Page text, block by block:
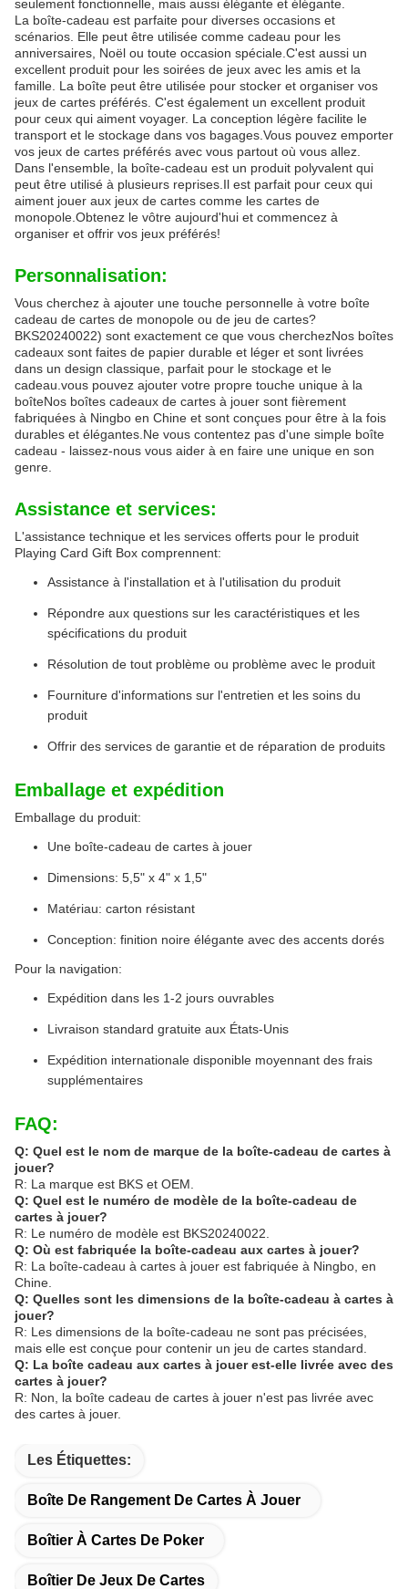
seulement fonctionnelle, mais aussi élégante et élégante.
La boîte-cadeau est parfaite pour diverses occasions et
scénarios. Elle peut être utilisée comme cadeau pour les
anniversaires, Noël ou toute occasion spéciale.C'est aussi un
excellent produit pour les soirées de jeux avec les amis et la
famille. La boîte peut être utilisée pour stocker et organiser vos
jeux de cartes préférés. C'est également un excellent produit
pour ceux qui aiment voyager. La conception légère facilite le
transport et le stockage dans vos bagages.Vous pouvez emporter
vos jeux de cartes préférés avec vous partout où vous allez.
Dans l'ensemble, la boîte-cadeau est un produit polyvalent qui
peut être utilisé à plusieurs reprises.Il est parfait pour ceux qui
aiment jouer aux jeux de cartes comme les cartes de
monopole.Obtenez le vôtre aujourd'hui et commencez à
organiser et offrir vos jeux préférés!
Personnalisation:
Vous cherchez à ajouter une touche personnelle à votre boîte
cadeau de cartes de monopole ou de jeu de cartes?
BKS20240022) sont exactement ce que vous cherchezNos boîtes
cadeaux sont faites de papier durable et léger et sont livrées
dans un design classique, parfait pour le stockage et le
cadeau.vous pouvez ajouter votre propre touche unique à la
boîteNos boîtes cadeaux de cartes à jouer sont fièrement
fabriquées à Ningbo en Chine et sont conçues pour être à la fois
durables et élégantes.Ne vous contentez pas d'une simple boîte
cadeau - laissez-nous vous aider à en faire une unique en son
genre.
Assistance et services:
L'assistance technique et les services offerts pour le produit
Playing Card Gift Box comprennent:
Assistance à l'installation et à l'utilisation du produit
Répondre aux questions sur les caractéristiques et les
spécifications du produit
Résolution de tout problème ou problème avec le produit
Fourniture d'informations sur l'entretien et les soins du
produit
Offrir des services de garantie et de réparation de produits
Emballage et expédition
Emballage du produit:
Une boîte-cadeau de cartes à jouer
Dimensions: 5,5" x 4" x 1,5"
Matériau: carton résistant
Conception: finition noire élégante avec des accents dorés
Pour la navigation:
Expédition dans les 1-2 jours ouvrables
Livraison standard gratuite aux États-Unis
Expédition internationale disponible moyennant des frais
supplémentaires
FAQ:
Q: Quel est le nom de marque de la boîte-cadeau de cartes à
jouer?
R: La marque est BKS et OEM.
Q: Quel est le numéro de modèle de la boîte-cadeau de
cartes à jouer?
R: Le numéro de modèle est BKS20240022.
Q: Où est fabriquée la boîte-cadeau aux cartes à jouer?
R: La boîte-cadeau à cartes à jouer est fabriquée à Ningbo, en
Chine.
Q: Quelles sont les dimensions de la boîte-cadeau à cartes à
jouer?
R: Les dimensions de la boîte-cadeau ne sont pas précisées,
mais elle est conçue pour contenir un jeu de cartes standard.
Q: La boîte cadeau aux cartes à jouer est-elle livrée avec des
cartes à jouer?
R: Non, la boîte cadeau de cartes à jouer n'est pas livrée avec
des cartes à jouer.
Les Étiquettes:
Boîte De Rangement De Cartes À Jouer
Boîtier À Cartes De Poker
Boîtier De Jeux De Cartes